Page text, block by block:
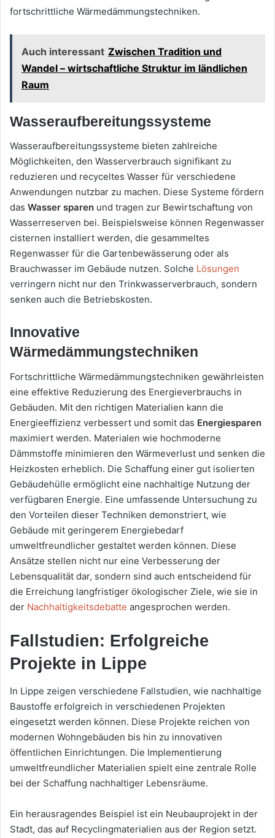
fortschrittliche Wärmedämmungstechniken.
Auch interessant Zwischen Tradition und
Wandel – wirtschaftliche Struktur im ländlichen
Raum
Wasseraufbereitungssysteme
Wasseraufbereitungssysteme bieten zahlreiche
Möglichkeiten, den Wasserverbrauch signifikant zu
reduzieren und recyceltes Wasser für verschiedene
Anwendungen nutzbar zu machen. Diese Systeme fördern
das Wasser sparen und tragen zur Bewirtschaftung von
Wasserreserven bei. Beispielsweise können Regenwasser
cisternen installiert werden, die gesammeltes
Regenwasser für die Gartenbewässerung oder als
Brauchwasser im Gebäude nutzen. Solche Lösungen
verringern nicht nur den Trinkwasserverbrauch, sondern
senken auch die Betriebskosten.
Innovative
Wärmedämmungstechniken
Fortschrittliche Wärmedämmungstechniken gewährleisten
eine effektive Reduzierung des Energieverbrauchs in
Gebäuden. Mit den richtigen Materialien kann die
Energieeffizienz verbessert und somit das Energiesparen
maximiert werden. Materialen wie hochmoderne
Dämmstoffe minimieren den Wärmeverlust und senken die
Heizkosten erheblich. Die Schaffung einer gut isolierten
Gebäudehülle ermöglicht eine nachhaltige Nutzung der
verfügbaren Energie. Eine umfassende Untersuchung zu
den Vorteilen dieser Techniken demonstriert, wie
Gebäude mit geringerem Energiebedarf
umweltfreundlicher gestaltet werden können. Diese
Ansätze stellen nicht nur eine Verbesserung der
Lebensqualität dar, sondern sind auch entscheidend für
die Erreichung langfristiger ökologischer Ziele, wie sie in
der Nachhaltigkeitsdebatte angesprochen werden.
Fallstudien: Erfolgreiche
Projekte in Lippe
In Lippe zeigen verschiedene Fallstudien, wie nachhaltige
Baustoffe erfolgreich in verschiedenen Projekten
eingesetzt werden können. Diese Projekte reichen von
modernen Wohngebäuden bis hin zu innovativen
öffentlichen Einrichtungen. Die Implementierung
umweltfreundlicher Materialien spielt eine zentrale Rolle
bei der Schaffung nachhaltiger Lebensräume.
Ein herausragendes Beispiel ist ein Neubauprojekt in der
Stadt, das auf Recyclingmaterialien aus der Region setzt.